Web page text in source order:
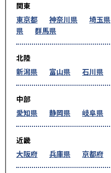
関東
東京都
神奈川県 埼玉県
県
群馬県
北陸
新潟県
富山県 石川県
中部
愛知県
静岡県 岐阜県
近畿
大阪府
兵庫県 京都府